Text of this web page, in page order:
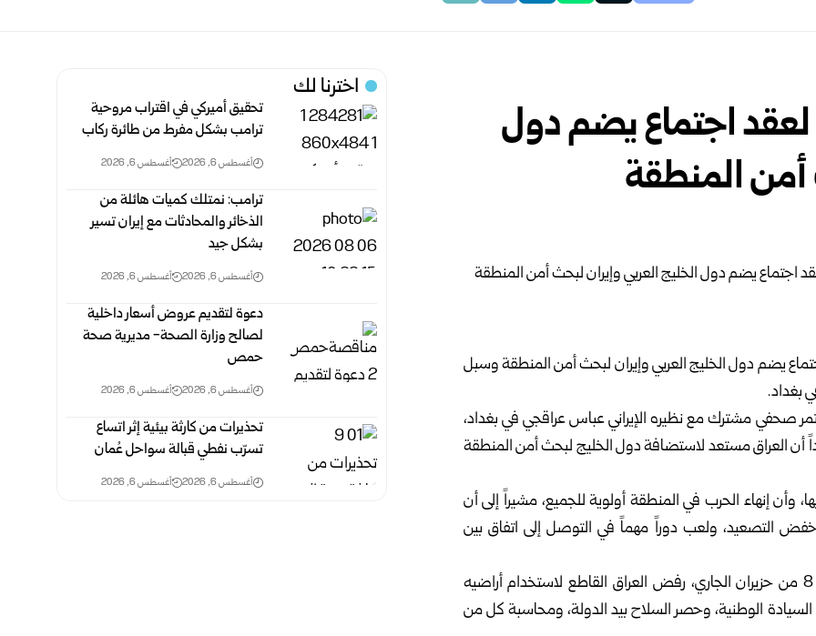
لعقد اجتماع يضم دول
أمن المنطقة
يضم دول الخليج العربي وإيران لبحث أمن المنطقة وسبل
بغداد.
صحفي مشترك مع نظيره الإيراني عباس عراقجي في بغداد،
أن العراق مستعد لاستضافة دول الخليج لبحث أمن المنطقة
إنهاء الحرب في المنطقة أولوية للجميع، مشيراً إلى أن
التصعيد، ولعب دوراً مهماً في التوصل إلى اتفاق بين
يذكر أن المجلس الوزاري للأمن الوطني العراقي أكد في الـ 8 من حزيران الجاري، رفض العراق القاطع لاستخدام أراضيه
الوطنية، وحصر السلاح بيد الدولة، ومحاسبة كل من
اخترنا لك
تحقيق أميركي في اقتراب مروحية
ترامب بشكل مفرط من طائرة ركاب
أغسطس 6, 2026 أغسطس 6, 2026
ترامب: نمتلك كميات هائلة من
الذخائر والمحادثات مع إيران تسير
بشكل جيد
أغسطس 6, 2026 أغسطس 6, 2026
دعوة لتقديم عروض أسعار داخلية
لصالح وزارة الصحة- مديرية صحة
حمص
أغسطس 6, 2026 أغسطس 6, 2026
تحذيرات من كارثة بيئية إثر اتساع
تسرّب نفطي قبالة سواحل عُمان
أغسطس 6, 2026 أغسطس 6, 2026